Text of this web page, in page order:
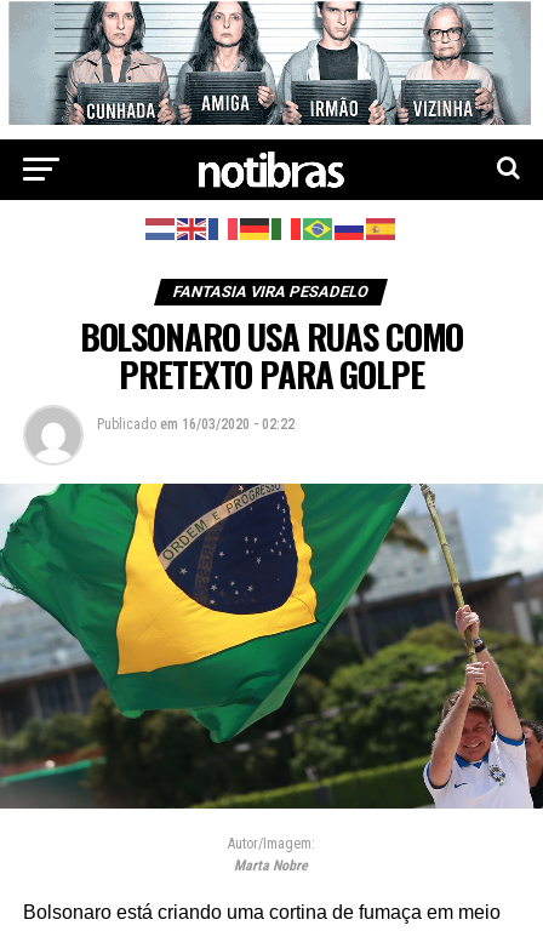
FANTASIA VIRA PESADELO
BOLSONARO USA RUAS COMO
PRETEXTO PARA GOLPE
Publicado em 16/03/2020 - 02:22
Autor/Imagem:
Marta Nobre
Bolsonaro está criando uma cortina de fumaça em meio